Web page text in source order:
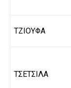
ΤΖΙΟΥΦΑ
ΤΣΕΤΣΙΛΑ